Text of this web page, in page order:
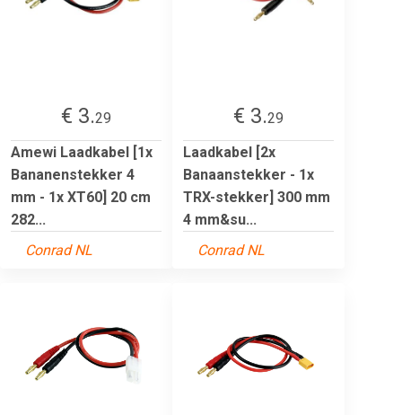
€ 3.29
Amewi Laadkabel [1x
Bananenstekker 4
mm - 1x XT60] 20 cm
282...
Conrad NL
€ 3.29
Laadkabel [2x
Banaanstekker - 1x
TRX-stekker] 300 mm
4 mm&su...
Conrad NL